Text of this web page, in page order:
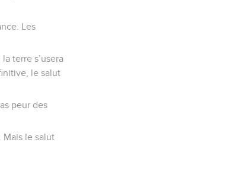
Les
terre s’usera
le salut
peur des
Mais le salut